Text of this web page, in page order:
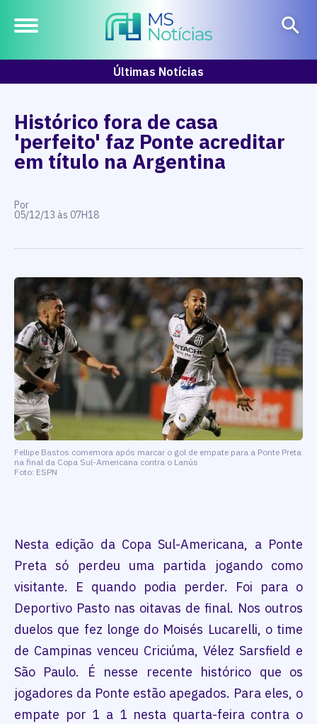
Últimas Notícias
Histórico fora de casa
'perfeito' faz Ponte acreditar
em título na Argentina
Por
05/12/13 às 07H18
Fellipe Bastos comemora após marcar o gol de empate para a Ponte Preta
na final da Copa Sul-Americana contra o Lanús
Foto: ESPN
Nesta edição da Copa Sul-Americana, a Ponte
Preta só perdeu uma partida jogando como
visitante. E quando podia perder. Foi para o
Deportivo Pasto nas oitavas de final. Nos outros
duelos que fez longe do Moisés Lucarelli, o time
de Campinas venceu Criciúma, Vélez Sarsfield e
São Paulo. É nesse recente histórico que os
jogadores da Ponte estão apegados. Para eles, o
empate por 1 a 1 nesta quarta-feira contra o